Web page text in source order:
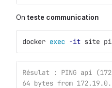
On teste communication
docker exec -it site
Résulat : PING api
64 bytes from